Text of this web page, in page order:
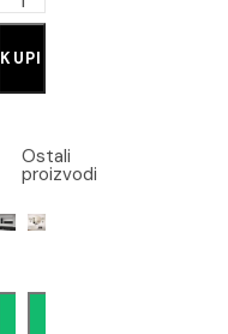
KUPI
Ostali
proizvodi